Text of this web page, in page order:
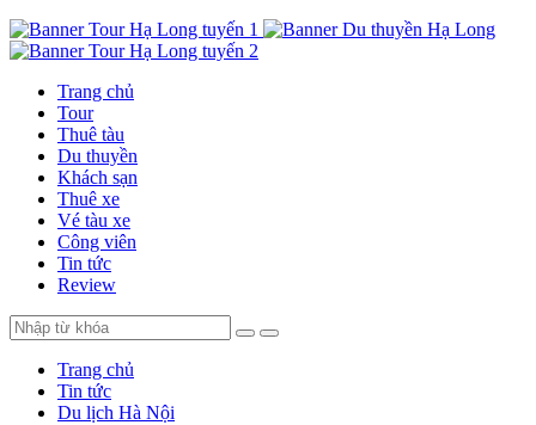
Trang chủ
Tour
Thuê tàu
Du thuyền
Khách sạn
Thuê xe
Vé tàu xe
Công viên
Tin tức
Review
Trang chủ
Tin tức
Du lịch Hà Nội